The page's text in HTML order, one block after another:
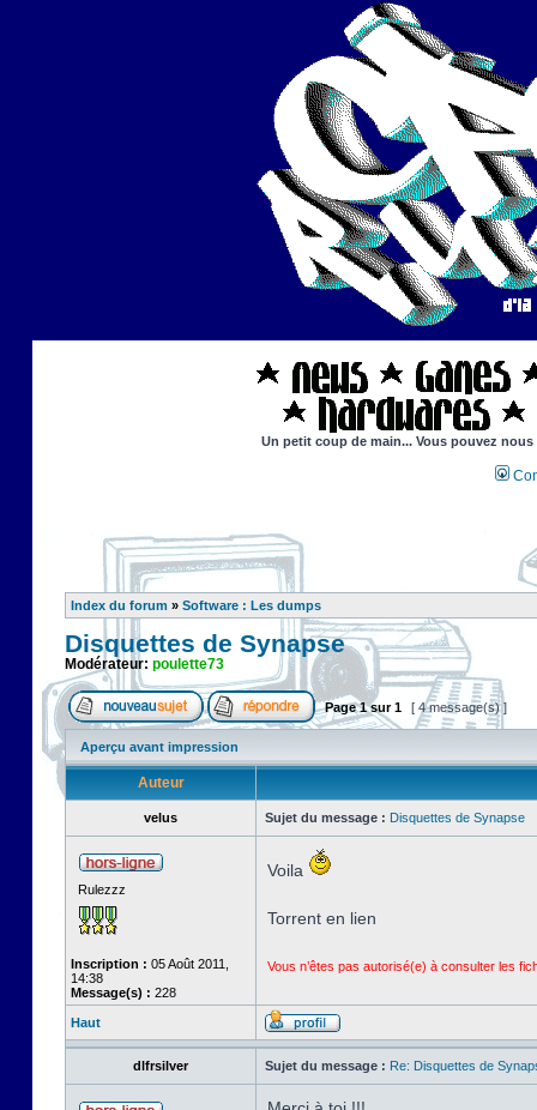
Un petit coup de main... Vous pouvez
Index du forum » Software : Les dumps
Disquettes de Synapse
Modérateur: poulette73
Page1sur1 [ 4 message(s) ]
Aperçu avant impression
Auteur
velus Sujet du message : Disquettes de Synapse
Rulezzz
Inscription : 05 Août 2011,
14:38
Message(s) : 228
Voila
Torrent en lien
Vous n’êtes pas autorisé(e) à consulter les
Haut
dlfrsilver Sujet du message : Re: Disquettes de